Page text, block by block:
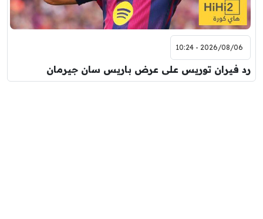
2026/08/06 - 10:24
رد فيران توريس على عرض باريس سان جيرمان